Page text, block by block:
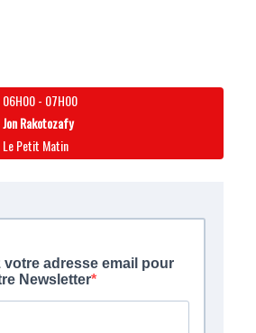
06H00- 07H00
Jon Rakotozafy
Le Petit Matin